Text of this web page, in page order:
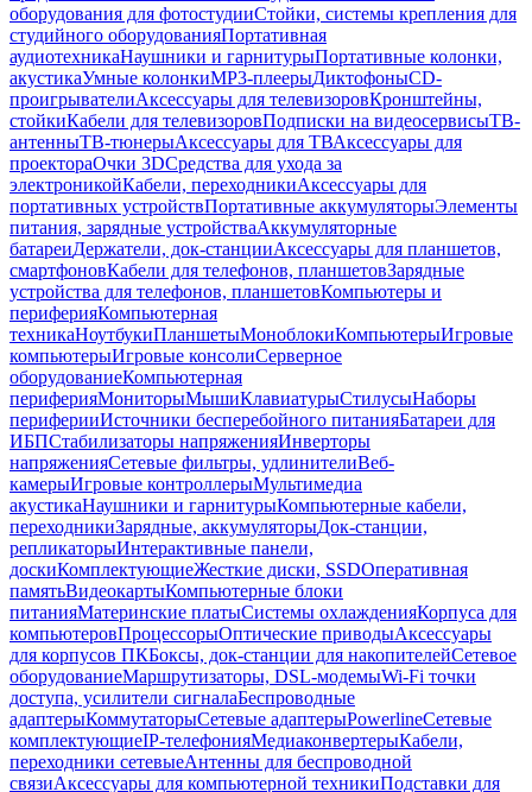
оборудования для фотостудииСтойки, системы крепления для
студийного оборудованияПортативная
аудиотехникаНаушники и гарнитурыПортативные колонки,
акустикаУмные колонкиMP3-плеерыДиктофоныCD-
проигрывателиАксессуары для телевизоровКронштейны,
стойкиКабели для телевизоровПодписки на видеосервисыТВ-
антенныТВ-тюнерыАксессуары для ТВАксессуары для
проектораОчки 3DСредства для ухода за
электроникойКабели, переходникиАксессуары для
портативных устройствПортативные аккумуляторыЭлементы
питания, зарядные устройстваАккумуляторные
батареиДержатели, док-станцииАксессуары для планшетов,
смартфоновКабели для телефонов, планшетовЗарядные
устройства для телефонов, планшетовКомпьютеры и
периферияКомпьютерная
техникаНоутбукиПланшетыМоноблокиКомпьютерыИгровые
компьютерыИгровые консолиСерверное
оборудованиеКомпьютерная
периферияМониторыМышиКлавиатурыСтилусыНаборы
периферииИсточники бесперебойного питанияБатареи для
ИБПСтабилизаторы напряженияИнверторы
напряженияСетевые фильтры, удлинителиВеб-
камерыИгровые контроллерыМультимедиа
акустикаНаушники и гарнитурыКомпьютерные кабели,
переходникиЗарядные, аккумуляторыДок-станции,
репликаторыИнтерактивные панели,
доскиКомплектующиеЖесткие диски, SSDОперативная
памятьВидеокартыКомпьютерные блоки
питанияМатеринские платыСистемы охлажденияКорпуса для
компьютеровПроцессорыОптические приводыАксессуары
для корпусов ПКБоксы, док-станции для накопителейСетевое
оборудованиеМаршрутизаторы, DSL-модемыWi-Fi точки
доступа, усилители сигналаБеспроводные
адаптерыКоммутаторыСетевые адаптерыPowerlineСетевые
комплектующиеIP-телефонияМедиаконвертерыКабели,
переходники сетевыеАнтенны для беспроводной
связиАксессуары для компьютерной техникиПодставки для